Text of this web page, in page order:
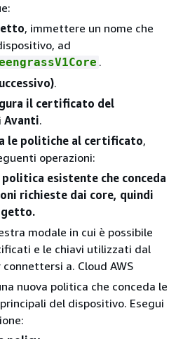
, immettere un nome che
ad
.
.
il certificato del
Avanti.
le politiche al certificato,
operazioni:
politica esistente che conceda
richieste dai core, quindi
modale in cui è possibile
e le chiavi utilizzati dal
a. Cloud AWS
nuova politica che conceda le
del dispositivo. Esegui